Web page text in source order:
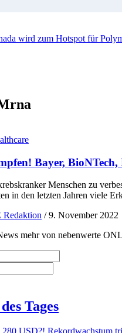
wird zum Hotspot für
Bayer,
Menschen zu
in den letzten Jahren viele
/ 9. November 2022
mehr von nebenwerte
Tages